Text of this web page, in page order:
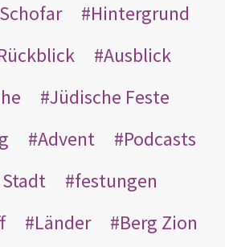
Schofar
Hintergrund
Ausblick
Jüdische Feste
Advent
Podcasts
festungen
Länder
Berg Zion